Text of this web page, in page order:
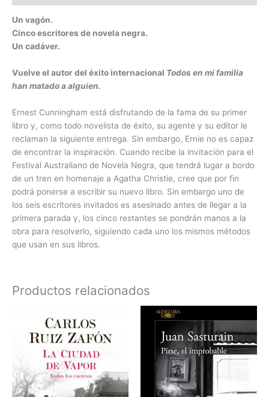
Un vagón.
Cinco escritores de novela negra.
Un cadáver.
Vuelve el autor del éxito internacional Todos en mi familia
han matado a alguien.
Ernest Cunningham está disfrutando de la fama de su primer
libro y, como todo novelista de éxito, su agente y su editor le
reclaman la siguiente entrega. Sin embargo, Ernie no es capaz
de encontrar la inspiración. Cuando recibe la invitación para el
Festival Australiano de Novela Negra, que tendrá lugar a bordo
de un tren en homenaje a Agatha Christie, cree que por fin
podrá ponerse a escribir su nuevo libro. Sin embargo uno de
los seis escritores invitados es asesinado antes de llegar a la
primera parada y, los cinco restantes se pondrán manos a la
obra para resolverlo, siguiendo cada uno los mismos métodos
que usan en sus libros.
Productos relacionados